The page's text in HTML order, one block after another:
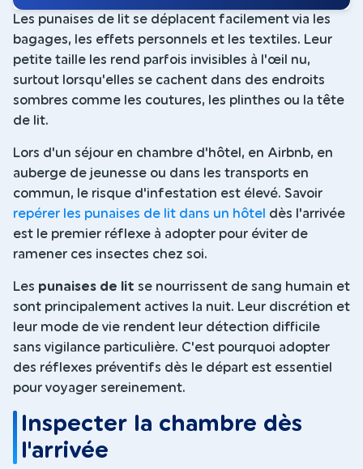
Les punaises de lit se déplacent facilement via les
bagages, les effets personnels et les textiles. Leur
petite taille les rend parfois invisibles à l'œil nu,
surtout lorsqu'elles se cachent dans des endroits
sombres comme les coutures, les plinthes ou la tête
de lit.
Lors d'un séjour en chambre d'hôtel, en Airbnb, en
auberge de jeunesse ou dans les transports en
commun, le risque d'infestation est élevé. Savoir
repérer les punaises de lit dans un hôtel dès l'arrivée
est le premier réflexe à adopter pour éviter de
ramener ces insectes chez soi.
Les punaises de lit se nourrissent de sang humain et
sont principalement actives la nuit. Leur discrétion et
leur mode de vie rendent leur détection difficile
sans vigilance particulière. C'est pourquoi adopter
des réflexes préventifs dès le départ est essentiel
pour voyager sereinement.
Inspecter la chambre dès
l'arrivée